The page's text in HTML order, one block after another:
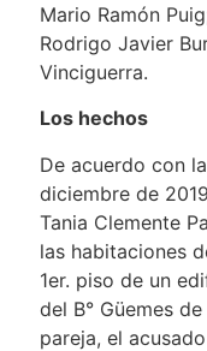
Mario Ramón
Rodrigo Javier
Vinciguerra.
Los hechos
De acuerdo con
diciembre de
Tania Clemente
las habitaciones
1er. piso de un
del B° Güemes
pareja, el